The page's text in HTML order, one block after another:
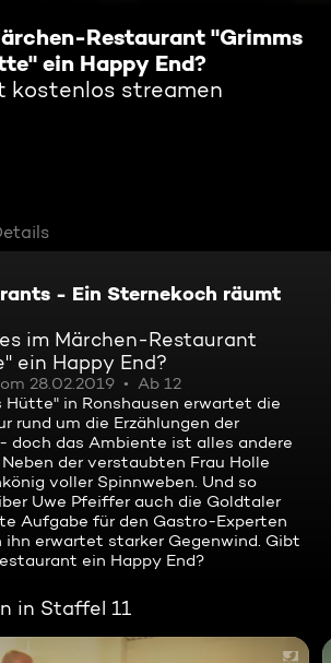
Restaurant "Grimms
ein Happy End?
kostenlos streamen
- Ein Sternekoch räumt
im Märchen-Restaurant
ein Happy End?
28.02.2019
Ab 12
Hütte" in Ronshausen erwartet die
rund um die Erzählungen der
doch das Ambiente ist alles andere
der verstaubten Frau Holle
voller Spinnweben. Und so
Uwe Pfeiffer auch die Goldtaler
Aufgabe für den Gastro-Experten
ihn erwartet starker Gegenwind. Gibt
ein Happy End?
in Staffel 11